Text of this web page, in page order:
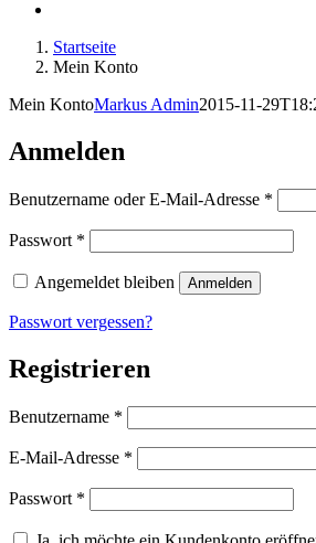
Startseite
Mein Konto
Mein KontoMarkus Admin2015-11-
Anmelden
Benutzername oder E-Mail-Adresse *
Passwort *
Angemeldet bleiben Anmelden
Passwort vergessen?
Registrieren
Benutzername *
E-Mail-Adresse *
Passwort *